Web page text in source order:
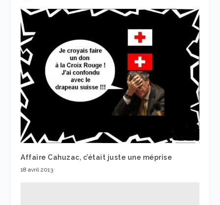
Affaire Cahuzac, c’était juste une méprise
18 avril 2013